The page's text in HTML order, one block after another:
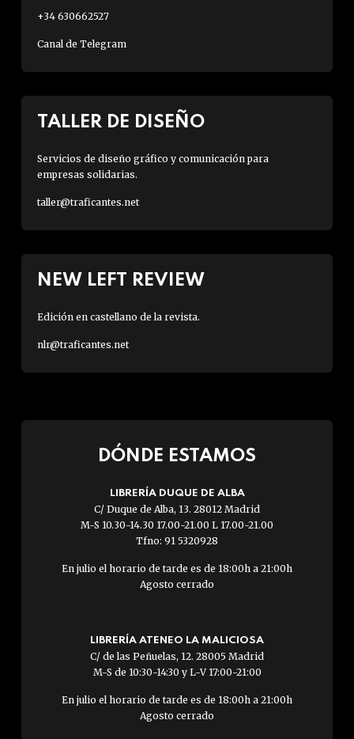
+34 630662527
Canal de Telegram
TALLER DE DISEÑO
Servicios de diseño gráfico y comunicación para
empresas solidarias.
taller@traficantes.net
NEW LEFT REVIEW
Edición en castellano de la revista.
nlr@traficantes.net
DÓNDE ESTAMOS
LIBRERÍA DUQUE DE ALBA
C/ Duque de Alba, 13. 28012 Madrid
M-S 10.30-14.30 17.00-21.00 L 17.00-21.00
Tfno: 91 5320928
En julio el horario de tarde es de 18:00h a 21:00h
Agosto cerrado
LIBRERÍA ATENEO LA MALICIOSA
C/ de las Peñuelas, 12. 28005 Madrid
M-S de 10:30-14:30 y L-V 17:00-21:00
En julio el horario de tarde es de 18:00h a 21:00h
Agosto cerrado